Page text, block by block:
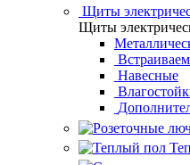
Щиты
Щиты
Навесные